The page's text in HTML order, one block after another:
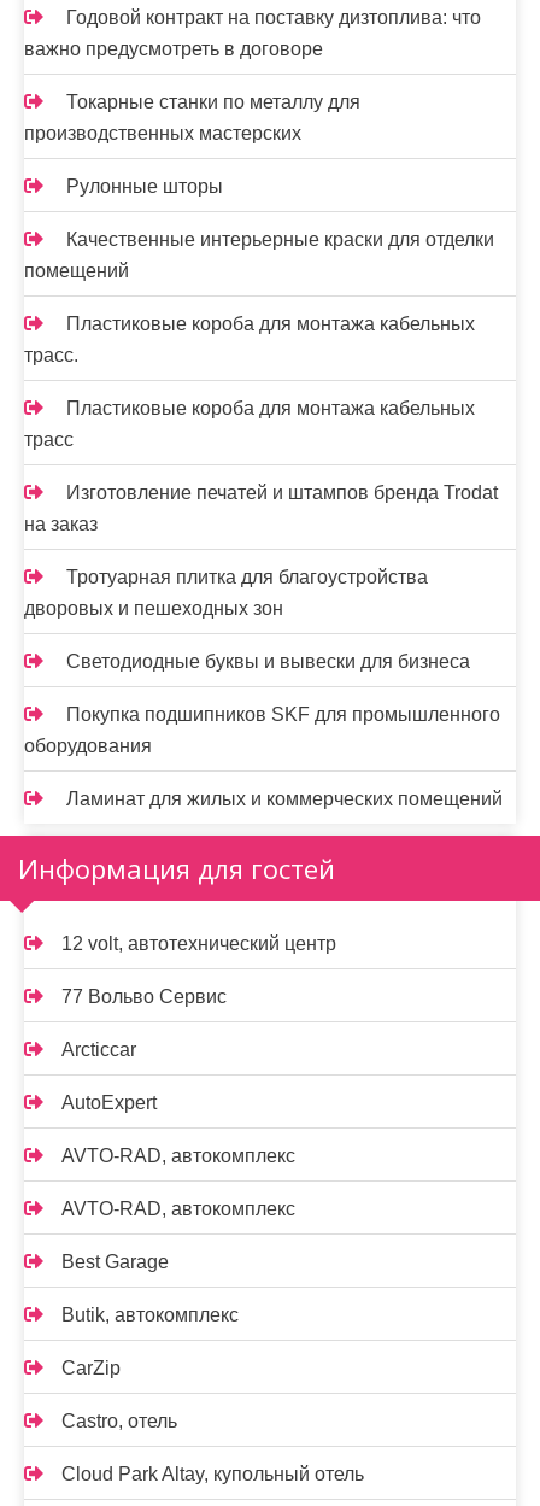
Годовой контракт на поставку дизтоплива: что
важно предусмотреть в договоре
Токарные станки по металлу для
производственных мастерских
Рулонные шторы
Качественные интерьерные краски для отделки
помещений
Пластиковые короба для монтажа кабельных
трасс.
Пластиковые короба для монтажа кабельных
трасс
Изготовление печатей и штампов бренда Trodat
на заказ
Тротуарная плитка для благоустройства
дворовых и пешеходных зон
Светодиодные буквы и вывески для бизнеса
Покупка подшипников SKF для промышленного
оборудования
Ламинат для жилых и коммерческих помещений
Информация для гостей
12 volt, автотехнический центр
77 Вольво Сервис
Arcticcar
AutoExpert
AVTO-RAD, автокомплекс
AVTO-RAD, автокомплекс
Best Garage
Butik, автокомплекс
CarZip
Castro, отель
Cloud Park Altay, купольный отель